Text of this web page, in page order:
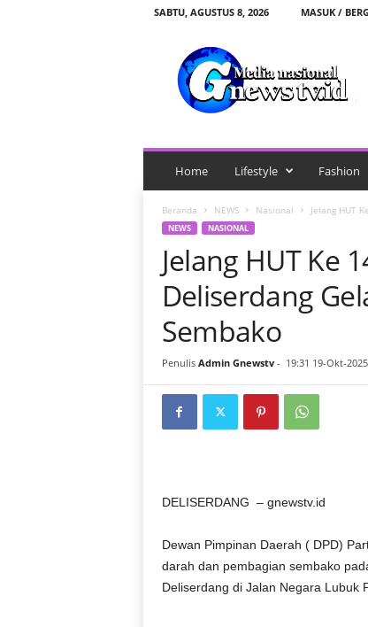
SABTU, AGUSTUS 8, 2026 MASUK /
v
i
Home Lifestyle Fashion
Beranda NEWS Nasional Jelang HUT
NEWS NASIONAL
Jelang HUT Ke
Deliserdang
Sembako
Penulis Admin Gnewstv- 19:31 19-Okt-2025
DELISERDANG – gnewstv.id
Dewan Pimpinan Daerah ( DPD)
darah dan pembagian sembako
Deliserdang di Jalan Negara Lubuk